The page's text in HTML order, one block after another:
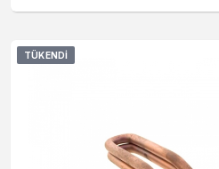
TÜKENDI